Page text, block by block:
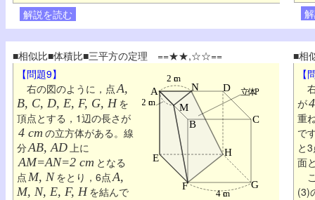
解説を読む
■相似比■体積比■三平方の定理 ==★★,☆☆==
【問題9】
右の図のように，点A,
B, C, D, E, F, G, H を
頂点とする，1辺の長さが
4 cm の立方体がある。線
分AB, AD上に
AM=AN=2 cm となる
点M, N をとり，6点A,
M, N, E, F, H を結んで
■相
【
が
重
で
と
面
(3)